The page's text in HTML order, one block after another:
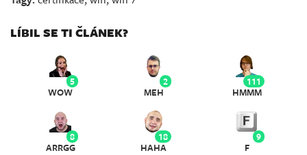
LÍBIL SE TI ČLÁNEK?
5
WOW
2
MEH
111
HMMM
8
ARRGG
18
HAHA
9
F